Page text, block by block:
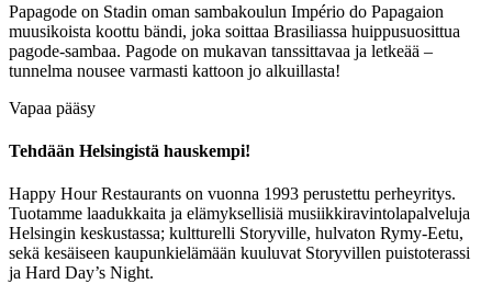
Papagode on Stadin oman sambakoulun Império do Papagaion
muusikoista koottu bändi, joka soittaa Brasiliassa huippusuosittua
pagode-sambaa. Pagode on mukavan tanssittavaa ja letkeää –
tunnelma nousee varmasti kattoon jo alkuillasta!
Vapaa pääsy
Tehdään Helsingistä hauskempi!
Happy Hour Restaurants on vuonna 1993 perustettu perheyritys.
Tuotamme laadukkaita ja elämyksellisiä musiikkiravintolapalveluja
Helsingin keskustassa; kultturelli Storyville, hulvaton Rymy-Eetu,
sekä kesäiseen kaupunkielämään kuuluvat Storyvillen puistoterassi
ja Hard Day’s Night.